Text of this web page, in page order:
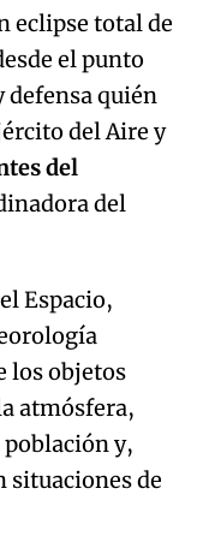
eclipse total de
el punto
defensa quién
del Aire y
del
del
Espacio,
los objetos
atmósfera,
población y,
situaciones de